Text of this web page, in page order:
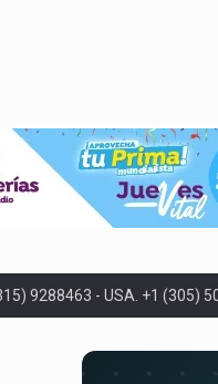
9288463 - USA. +1 (305)